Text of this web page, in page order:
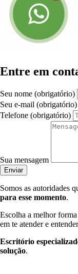
Entre em
Seu nome (obrigatório)
Seu e-mail (obrigatório)
Telefone (obrigatório)
Sua mensagem
Enviar
Somos as autoridades
para esse momento.
Escolha a melhor
em te atender e
Escritório
solução.